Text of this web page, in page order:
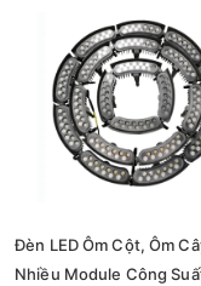
Đèn LED Ôm Cột, Ôm
Nhiều Module Công